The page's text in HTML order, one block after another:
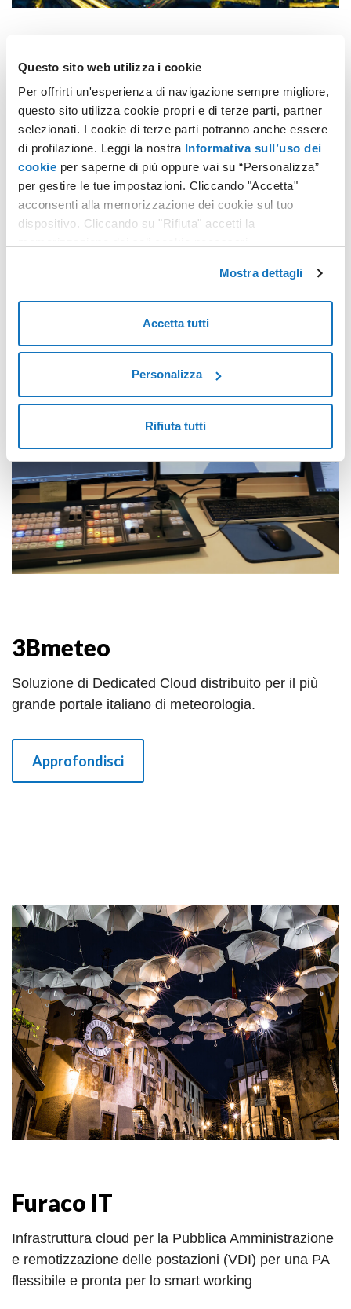
Questo sito web utilizza i cookie
Per offrirti un'esperienza di navigazione sempre migliore,
questo sito utilizza cookie propri e di terze parti, partner
selezionati. I cookie di terze parti potranno anche essere
di profilazione. Leggi la nostra Informativa sull’uso dei
cookie per saperne di più oppure vai su “Personalizza”
per gestire le tue impostazioni. Cliccando "Accetta"
acconsenti alla memorizzazione dei cookie sul tuo
dispositivo. Cliccando su "Rifiuta" accetti la
Mostra dettagli
Accetta tutti
Personalizza
Rifiuta tutti
Gewiss ha scelto i nostri Data
Center
Gewiss, realtà italiana che opera a livello
internazionale nella produzione di sistemi e
componenti per le installazioni elettriche di bassa
tensione, ha scelto le nostre soluzioni di
infrastruttura data center.
3Bmeteo
Soluzione di Dedicated Cloud distribuito per il più
grande portale italiano di meteorologia.
Approfondisci
Furaco IT
Infrastruttura cloud per la Pubblica Amministrazione
e remotizzazione delle postazioni (VDI) per una PA
flessibile e pronta per lo smart working